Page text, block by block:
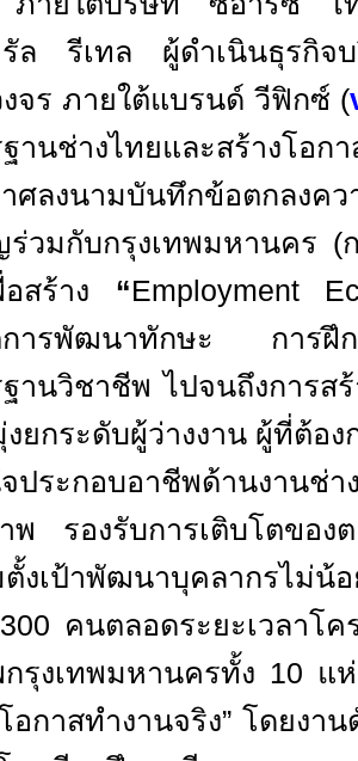
รัล รีเทล ผู้ดำเนินธุรกิจ
จร ภายใต้แบรนด์ วีฟิกซ์ (
านช่างไทยและสร้างโอก
ศลงนามบันทึกข้อตกลงค
วมกับกรุงเทพมหานคร (
สร้าง “Employment
การพัฒนาทักษะ การฝึ
านวิชาชีพ ไปจนถึงการส
งยกระดับผู้ว่างงาน ผู้ที่ต้อ
ประกอบอาชีพด้านงานช่
พ รองรับการเติบโตขอ
ตั้งเป้าพัฒนาบุคลากรไม่
300 คนตลอดระยะเวลาโค
รุงเทพมหานครทั้ง 10 แ
อกาสทำงานจริง” โดยงา